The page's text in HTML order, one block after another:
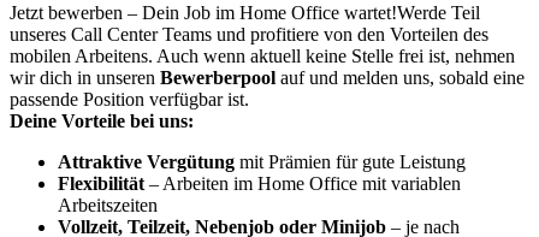
Jetzt bewerben – Dein Job im Home Office wartet!Werde Teil
unseres Call Center Teams und profitiere von den Vorteilen des
mobilen Arbeitens. Auch wenn aktuell keine Stelle frei ist, nehmen
wir dich in unseren Bewerberpool auf und melden uns, sobald eine
passende Position verfügbar ist.
Deine Vorteile bei uns:
Attraktive Vergütung mit Prämien für gute Leistung
Flexibilität – Arbeiten im Home Office mit variablen
Arbeitszeiten
Vollzeit, Teilzeit, Nebenjob oder Minijob – je nach